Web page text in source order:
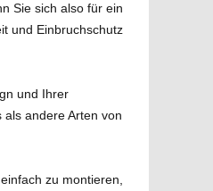
Sie sich also für ein
und Einbruchschutz
und Ihrer
andere Arten von
zu montieren,